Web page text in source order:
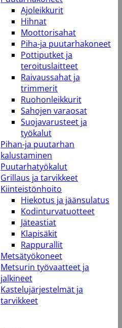
Ajoleikkurit
Hihnat
Moottorisahat
Piha-ja puutarhakoneet
Pottiputket ja
teroituslaitteet
Raivaussahat ja
trimmerit
Ruohonleikkurit
Sahojen varaosat
Suojavarusteet ja
työkalut
Pihan-ja puutarhan
kalustaminen
Puutarhatyökalut
Grillaus ja tarvikkeet
Kiinteistönhoito
Hiekotus ja jäänsulatus
Kodinturvatuotteet
Jäteastiat
Klapisäkit
Rappurallit
Metsätyökoneet
Metsurin työvaatteet ja
jalkineet
Kastelujärjestelmät ja
tarvikkeet